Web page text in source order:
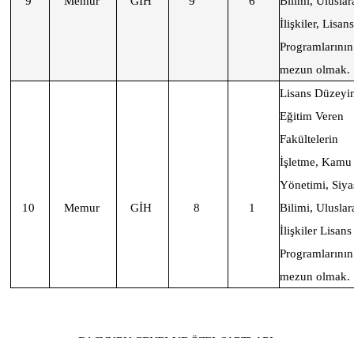
İlişkiler, Lisans
mezun olmak.
10 Memur GİH 8 1
Lisans
Eğitim Veren
İşletme, Kamu
Yönetimi,
Bilimi,
İlişkiler Lisans
mezun olmak.